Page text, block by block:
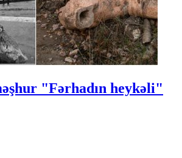
"Fərhadın heykəli"